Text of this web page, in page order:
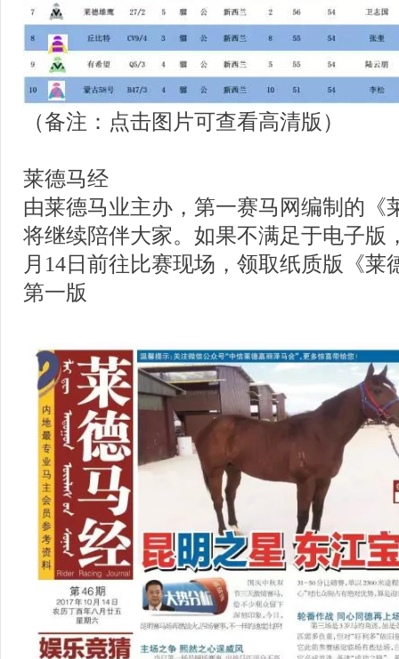
（备注：点击图片可查看高清版）
莱德马经
由莱德马业主办，第一赛马网编制的《
将继续陪伴大家。如果不满足于电子版
月14日前往比赛现场，领取纸质版《莱
第一版